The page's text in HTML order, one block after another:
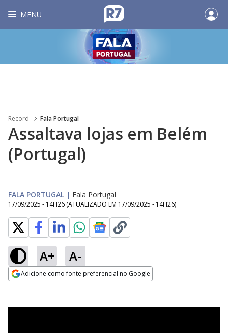
MENU
Record Fala Portugal
Assaltava lojas em Belém
(Portugal)
FALA PORTUGAL | Fala Portugal
17/09/2025 - 14H26 (ATUALIZADO EM 17/09/2025 - 14H26)
A+ A-
Adicione como fonte preferencial no Google